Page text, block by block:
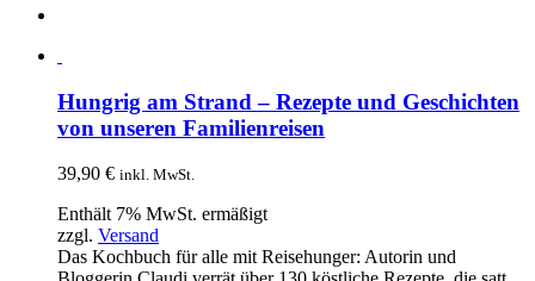
Hungrig am Strand – Rezepte und Geschichten
von unseren Familienreisen
39,90 € inkl. MwSt.
Enthält 7% MwSt. ermäßigt
zzgl. Versand
Das Kochbuch für alle mit Reisehunger: Autorin und